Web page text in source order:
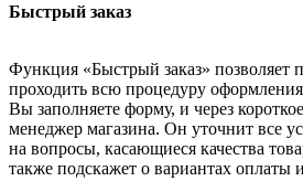
Быстрый заказ
Функция «Быстрый заказ» позволяет
проходить всю процедуру оформления
Вы заполняете форму, и через
менеджер магазина. Он уточнит все
на вопросы, касающиеся качества
также подскажет о вариантах оплаты